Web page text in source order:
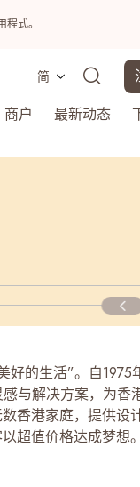
式。
简
商户 最新动态
好的生活”。自1975
与解决方案，为香
香港家庭，提供设
超值价格达成梦想。